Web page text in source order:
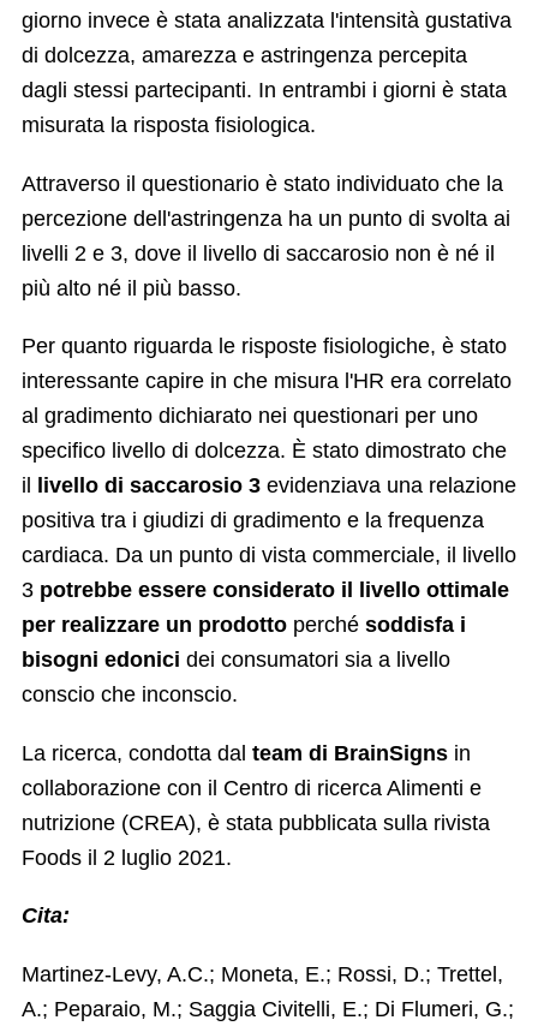
giorno invece è stata analizzata l'intensità gustativa
di dolcezza, amarezza e astringenza percepita
dagli stessi partecipanti. In entrambi i giorni è stata
misurata la risposta fisiologica.
Attraverso il questionario è stato individuato che la
percezione dell'astringenza ha un punto di svolta ai
livelli 2 e 3, dove il livello di saccarosio non è né il
più alto né il più basso.
Per quanto riguarda le risposte fisiologiche, è stato
interessante capire in che misura l'HR era correlato
al gradimento dichiarato nei questionari per uno
specifico livello di dolcezza. È stato dimostrato che
il
livello di saccarosio 3 evidenziava una relazione
positiva tra i giudizi di gradimento e la frequenza
cardiaca. Da un punto di vista commerciale, il livello
3 potrebbe essere considerato il livello ottimale
per realizzare un prodotto perché soddisfa i
bisogni edonici dei consumatori sia a livello
conscio che inconscio.
La ricerca, condotta dal team di BrainSigns in
collaborazione con il Centro di ricerca Alimenti e
nutrizione (CREA), è stata pubblicata sulla rivista
Foods il 2 luglio 2021.
Cita:
Martinez-Levy, A.C.; Moneta, E.; Rossi, D.; Trettel,
A.; Peparaio, M.; Saggia Civitelli, E.; Di Flumeri, G.;